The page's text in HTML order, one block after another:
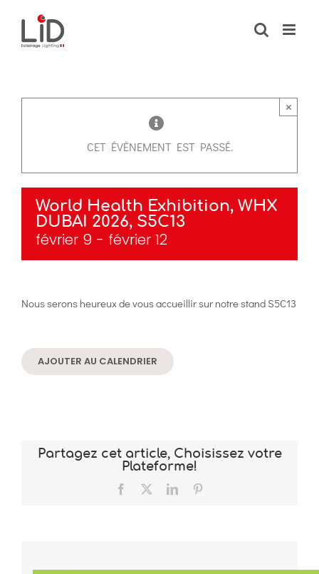
contenu
CET ÉVÈNEMENT EST PASSÉ.
×
World Health Exhibition, WHX
DUBAI 2026, S5C13
février 9 - février 12
Nous serons heureux de vous accueillir sur notre stand S5C13
AJOUTER AU CALENDRIER
Partagez cet article, Choisissez votre
Plateforme!
Facebook LinkedIn